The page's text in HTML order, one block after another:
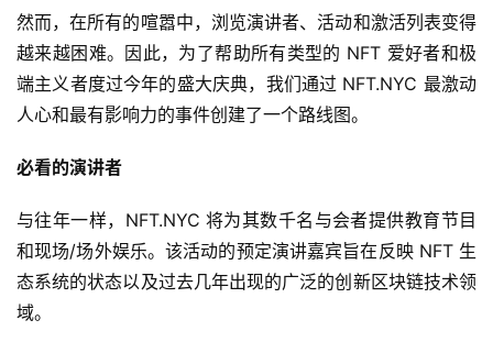
然而，在所有的喧嚣中，浏览演讲者、活动和激活列表变得
越来越困难。因此，为了帮助所有类型的 NFT 爱好者和极
端主义者度过今年的盛大庆典，我们通过 NFT.NYC 最激动
人心和最有影响力的事件创建了一个路线图。
必看的演讲者
与往年一样，NFT.NYC 将为其数千名与会者提供教育节目
和现场/场外娱乐。该活动的预定演讲嘉宾旨在反映 NFT 生
态系统的状态以及过去几年出现的广泛的创新区块链技术领
域。